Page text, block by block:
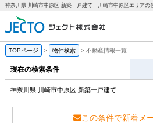
神奈川県 川崎市中原区 新築一戸建て｜川崎市中原区エリアの
TOPページ > 物件検索 > 不動産情報一覧
現在の検索条件
神奈川県 川崎市中原区 新築一戸建て
この条件で新着メ